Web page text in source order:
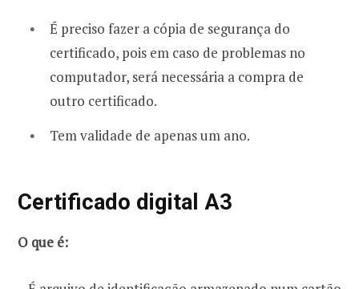
É preciso fazer a cópia de segurança do
certificado, pois em caso de problemas no
computador, será necessária a compra de
outro certificado.
Tem validade de apenas um ano.
Certificado digital A3
O que é: